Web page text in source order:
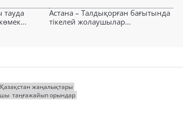
Астана – Талдықорған бағытында
тікелей жолаушылар...
Қазақстан жаңалықтары
таңғажайып орындар